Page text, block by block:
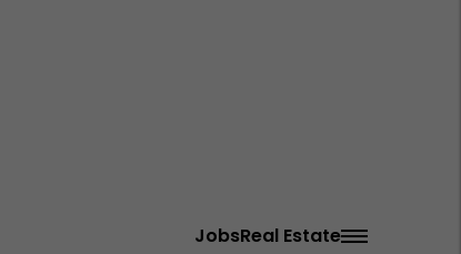
JobsReal Estate